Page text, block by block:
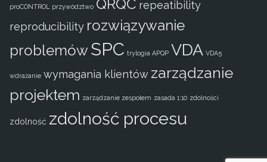
proCONTROL przywództwo QRQC repeatibility
reproducibility rozwiązywanie
problemów SPC trylogia APQP VDA VDA5
wdrażanie wymagania klientów zarządzanie
projektem zarządzanie zespołem zasada 1:10 zdolności
zdolność zdolność procesu